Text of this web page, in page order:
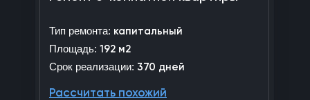
Тип ремонта: капитальный
Площадь: 192 м2
Рассчитать похожий
Срок реализации: 370 дней